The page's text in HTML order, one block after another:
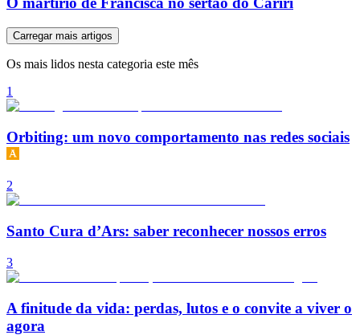
Carregar mais artigos
Os mais lidos nesta categoria este mês
1
Orbiting: um novo comportamento nas redes sociais
2
Santo Cura d’Ars: saber reconhecer nossos erros
3
A finitude da vida: perdas, lutos e o convite a viver o
agora